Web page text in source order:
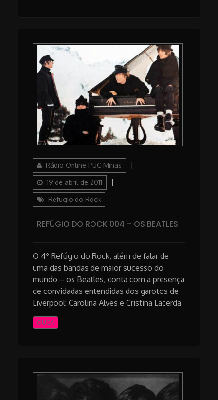
AuthorRádio Online PUC Minas
19 de abril de 2011
Refugio do Rock
REFÚGIO DO ROCK 004 – OS BEATLES
O 4º Refúgio do Rock, além de falar de
uma das bandas de maior sucesso do
mundo – os Beatles, conta com a presença
de convidadas entendidas dos garotos de
Liverpool: Carolina Alves e Cristina Lacerda.
OUÇA